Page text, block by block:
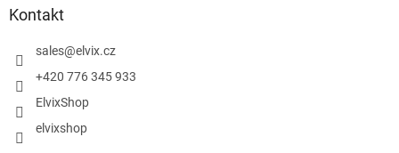
Kontakt
sales@elvix.cz
+420 776 345 933
ElvixShop
elvixshop